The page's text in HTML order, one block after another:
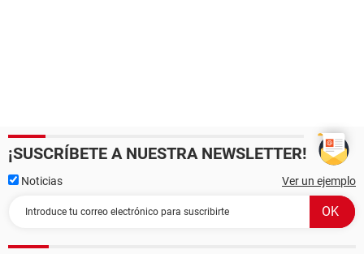
¡SUSCRÍBETE A NUESTRA NEWSLETTER!
Noticias Ver un ejemplo